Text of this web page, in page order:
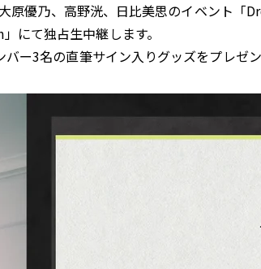
原優乃、高野洸、日比美思のイベント
にて独占生中継します。
ー3名の直筆サイン入りグッズをプレゼン